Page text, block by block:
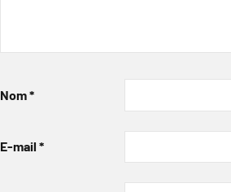
Nom*
E-mail *